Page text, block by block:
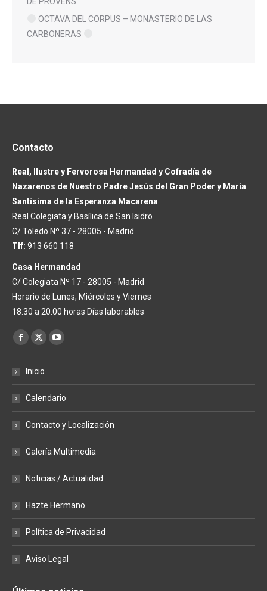
OCTAVA DEL CORPUS – MONASTERIO DE LAS
CARBONERAS
Contacto
Real, Ilustre y Fervorosa Hermandad y Cofradía de
Nazarenos de Nuestro Padre Jesús del Gran Poder y María
Santísima de la Esperanza Macarena
Real Colegiata y Basílica de San Isidro
C/ Toledo Nº 37 - 28005 - Madrid
Tlf: 913 660 118
Casa Hermandad
C/ Colegiata Nº 17 - 28005 - Madrid
Horario de Lunes, Miércoles y Viernes
18.30 a 20.00 horas Días laborables
Encuéntranos en:
Facebook
opens
new
window
X
opens
window
YouTube
window
Inicio
Calendario
Contacto y Localización
Galería Multimedia
Noticias / Actualidad
Hazte Hermano
Política de Privacidad
Aviso Legal